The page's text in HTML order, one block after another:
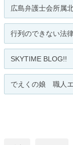
広島弁護士会所属
行列のできない法
SKYTIME BLOG!!
でえくの娘 職人エ